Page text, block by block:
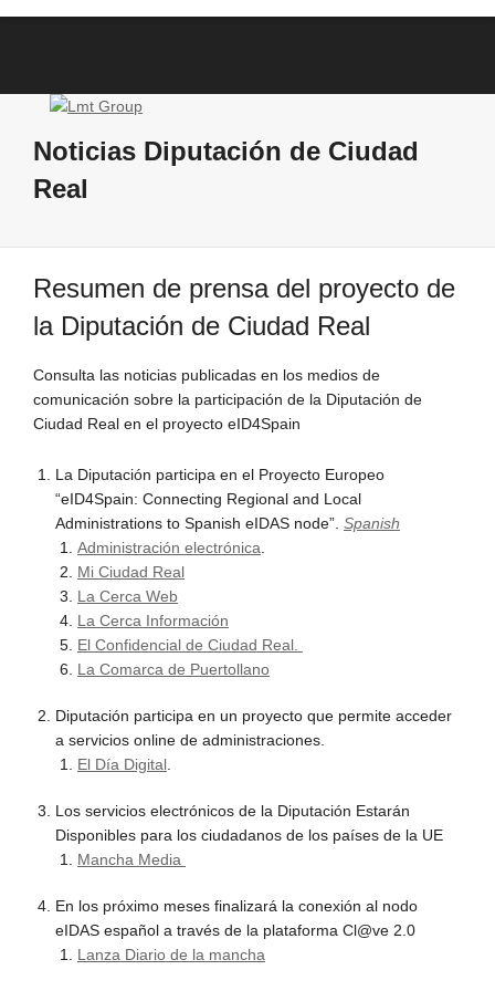
Noticias Diputación de Ciudad
Real
Resumen de prensa del proyecto de
la Diputación de Ciudad Real
Consulta las noticias publicadas en los medios de
comunicación sobre la participación de la Diputación de
Ciudad Real en el proyecto eID4Spain
La Diputación participa en el Proyecto Europeo
“eID4Spain: Connecting Regional and Local
Administrations to Spanish eIDAS node”. Spanish
Administración electrónica
Mi Ciudad Real
La Cerca Web
La Cerca Información
El Confidencial de Ciudad Real.
La Comarca de Puertollano
Diputación participa en un proyecto que permite acceder
a servicios online de administraciones.
El Día Digital
Los servicios electrónicos de la Diputación Estarán
Disponibles para los ciudadanos de los países de la UE
Mancha Media
En los próximo meses finalizará la conexión al nodo
eIDAS español a través de la plataforma Cl@ve 2.0
Lanza Diario de la mancha